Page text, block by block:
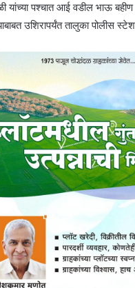
पश्चात आई वडील भाऊ बहीण
उशिरापर्यंत तालुका पोलीस